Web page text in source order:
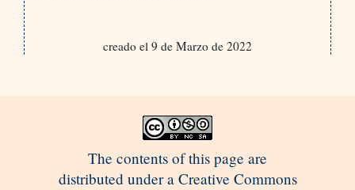
creado el 9 de Marzo de 2022
The contents of this page are
distributed under a Creative Commons